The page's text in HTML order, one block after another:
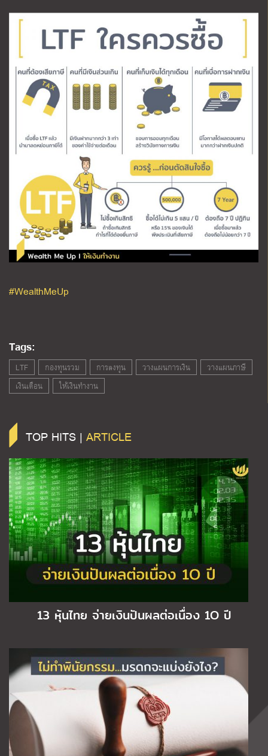
#WealthMeUp
Tags:
LTF กองทุนรวม การลงทุน วางแผนการเงิน
วางแผนภาษี
เงินเดือน
ให้เงินทำงาน
TOP HITS | ARTICLE
13 หุ้นไทย จ่ายเงินปันผลต่อเนื่อง 1O ปี